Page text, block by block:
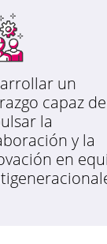
un
capaz de
la
y la
en